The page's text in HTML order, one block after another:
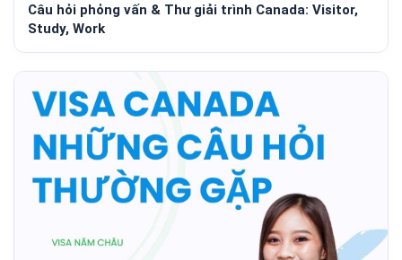
Câu hỏi phỏng vấn & Thư giải trình Canada: Visitor,
Study, Work